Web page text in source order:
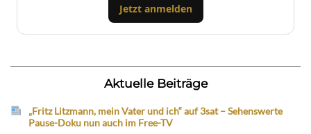
Jetzt anmelden
Aktuelle Beiträge
„Fritz Litzmann, mein Vater und ich“ auf 3sat – Sehenswerte
Pause-Doku nun auch im Free-TV